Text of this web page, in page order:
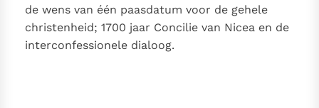
de wens van één paasdatum voor de gehele
christenheid; 1700 jaar Concilie van Nicea en de
interconfessionele dialoog.